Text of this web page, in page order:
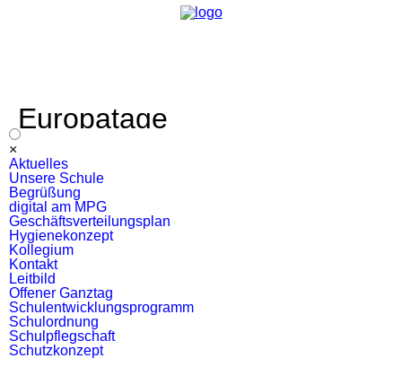
Europatage
×
überspringen
Aktuelles
Unsere Schule
Begrüßung
digital am MPG
Geschäftsverteilungsplan
Hygienekonzept
Kollegium
Kontakt
Leitbild
Offener Ganztag
Schulentwicklungsprogramm
Schulordnung
Schulpflegschaft
Schutzkonzept